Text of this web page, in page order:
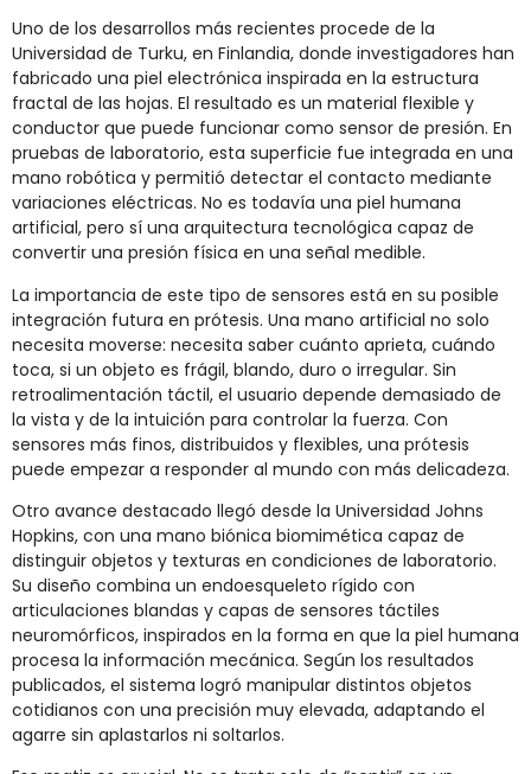
Uno de los desarrollos más recientes procede de la
Universidad de Turku, en Finlandia, donde investigadores han
fabricado una piel electrónica inspirada en la estructura
fractal de las hojas. El resultado es un material flexible y
conductor que puede funcionar como sensor de presión. En
pruebas de laboratorio, esta superficie fue integrada en una
mano robótica y permitió detectar el contacto mediante
variaciones eléctricas. No es todavía una piel humana
artificial, pero sí una arquitectura tecnológica capaz de
convertir una presión física en una señal medible.
La importancia de este tipo de sensores está en su posible
integración futura en prótesis. Una mano artificial no solo
necesita moverse: necesita saber cuánto aprieta, cuándo
toca, si un objeto es frágil, blando, duro o irregular. Sin
retroalimentación táctil, el usuario depende demasiado de
la vista y de la intuición para controlar la fuerza. Con
sensores más finos, distribuidos y flexibles, una prótesis
puede empezar a responder al mundo con más delicadeza.
Otro avance destacado llegó desde la Universidad Johns
Hopkins, con una mano biónica biomimética capaz de
distinguir objetos y texturas en condiciones de laboratorio.
Su diseño combina un endoesqueleto rígido con
articulaciones blandas y capas de sensores táctiles
neuromórficos, inspirados en la forma en que la piel humana
procesa la información mecánica. Según los resultados
publicados, el sistema logró manipular distintos objetos
cotidianos con una precisión muy elevada, adaptando el
agarre sin aplastarlos ni soltarlos.